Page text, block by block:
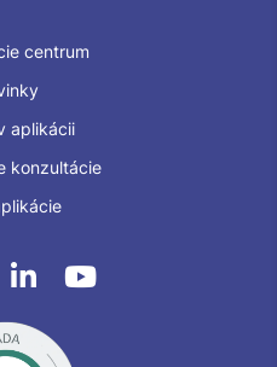
centrum
aplikácii
konzultácie